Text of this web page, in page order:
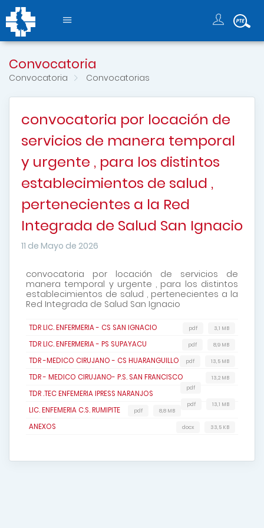
Convocatoria
Convocatoria Convocatorias
convocatoria por locación de
servicios de manera temporal
y urgente , para los distintos
establecimientos de salud ,
pertenecientes a la Red
Integrada de Salud San Ignacio
11 de Mayo de 2026
convocatoria por locación de servicios de
manera temporal y urgente , para los distintos
establecimientos de salud , pertenecientes a la
Red Integrada de Salud San Ignacio
TDR LIC. ENFERMERIA - CS SAN IGNACIO 3,1 MB
pdf
TDR LIC. ENFERMERIA - PS SUPAYACU 8,9 MB
pdf
TDR -MEDICO CIRUJANO - CS HUARANGUILLO 13,5 MB
pdf
TDR - MEDICO CIRUJANO- P.S. SAN FRANCISCO
13,2 MB
pdf
TDR .TEC ENFEMERIA IPRESS NARANJOS
13,1 MB
pdf
LIC. ENFEMERIA C.S. RUMIPITE 8,8 MB
pdf
ANEXOS 33,5 KB
docx